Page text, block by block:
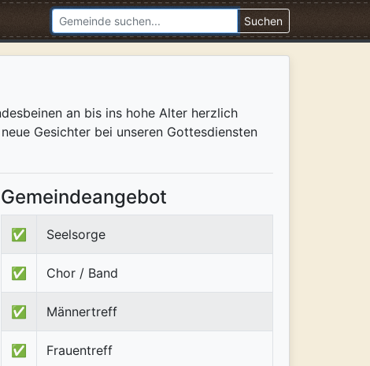
Suchen
an bis ins hohe Alter herzlich
Gesichter bei unseren Gottesdiensten
Gemeindeangebot
✅ Seelsorge
✅ Chor / Band
✅ Männertreff
✅ Frauentreff